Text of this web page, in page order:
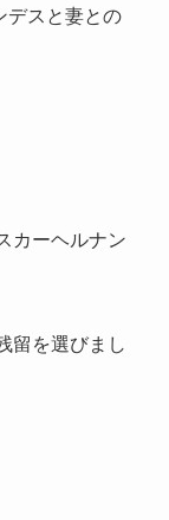
デスと妻との
カーヘルナン
留を選びまし